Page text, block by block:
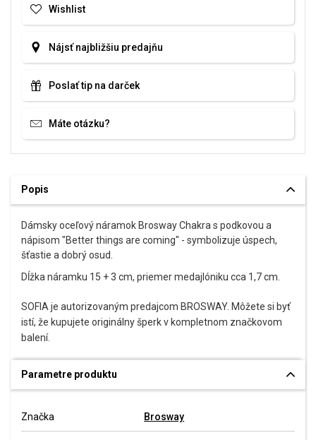
Wishlist
Nájsť najbližšiu predajňu
Poslať tip na darček
Máte otázku?
Popis
Dámsky oceľový náramok Brosway Chakra s podkovou a
nápisom "Better things are coming" - symbolizuje úspech,
šťastie a dobrý osud.
Dĺžka náramku 15 + 3 cm, priemer medajlóniku cca 1,7 cm.
SOFIA je autorizovaným predajcom BROSWAY. Môžete si byť
istí, že kupujete originálny šperk v kompletnom značkovom
balení.
Parametre produktu
Značka Brosway